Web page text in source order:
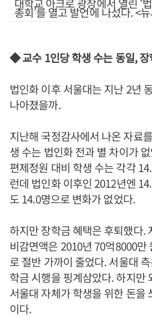
총회’를 열고 발언에 나섰다. <
◆ 교수 1인당 학생 수는 동일, 장
법인화 이후 서울대는 지난 2년
나아졌을까.
지난해 국정감사에서 나온 자료
생 수는 법인화 전과 별 차이가
편제정원 대비 학생 수는 각각
런데 법인화 이후인 2012년엔
도 14.0명으로 변화가 없었다.
하지만 장학금 혜택은 후퇴했다.
비감면액은 2010년 70억8000만
로 절반 가까이 줄었다. 서울대
학금 시행을 핑계삼았다. 하지만
서울대 자체가 학생을 위한 돈을
이다.